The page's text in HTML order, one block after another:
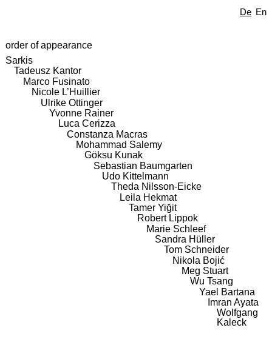
De En
order of appearance
Sarkis
Tadeusz Kantor
Marco Fusinato
Nicole L’Huillier
Ulrike Ottinger
Yvonne Rainer
Luca Cerizza
Constanza Macras
Mohammad Salemy
Göksu Kunak
Sebastian Baumgarten
Udo Kittelmann
Theda Nilsson-Eicke
Leila Hekmat
Tamer Yiğit
Robert Lippok
Marie Schleef
Sandra Hüller
Tom Schneider
Nikola Bojić
Meg Stuart
Wu Tsang
Yael Bartana
Imran Ayata
Wolfgang
Kaleck